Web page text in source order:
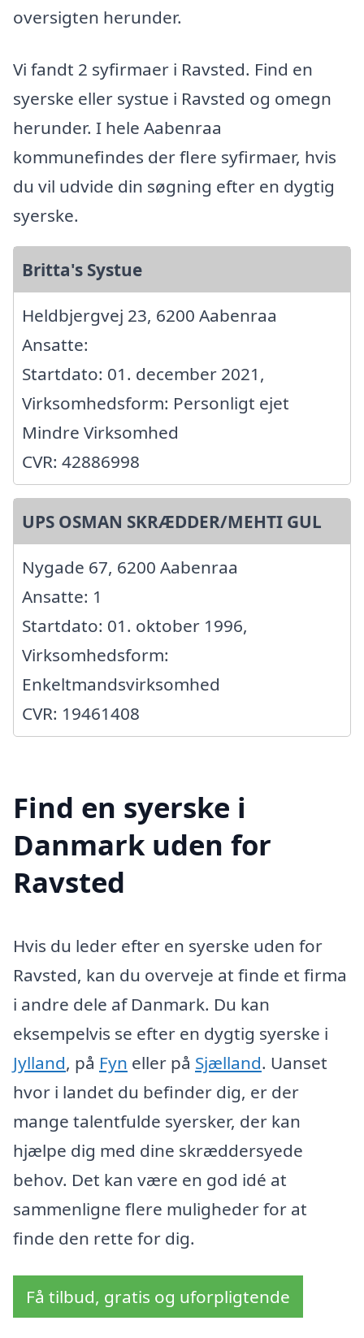
oversigten herunder.
Vi fandt 2 syfirmaer i Ravsted. Find en
syerske eller systue i Ravsted og omegn
herunder. I hele Aabenraa
kommunefindes der flere syfirmaer, hvis
du vil udvide din søgning efter en dygtig
syerske.
Britta's Systue
Heldbjergvej 23, 6200 Aabenraa
Ansatte:
Startdato: 01. december 2021,
Virksomhedsform: Personligt ejet
Mindre Virksomhed
CVR: 42886998
UPS OSMAN SKRÆDDER/MEHTI GUL
Nygade 67, 6200 Aabenraa
Ansatte: 1
Startdato: 01. oktober 1996,
Virksomhedsform:
Enkeltmandsvirksomhed
CVR: 19461408
Find en syerske i
Danmark uden for
Ravsted
Hvis du leder efter en syerske uden for
Ravsted, kan du overveje at finde et firma
i andre dele af Danmark. Du kan
eksempelvis se efter en dygtig syerske i
Jylland, på Fyn eller på Sjælland. Uanset
hvor i landet du befinder dig, er der
mange talentfulde syersker, der kan
hjælpe dig med dine skræddersyede
behov. Det kan være en god idé at
sammenligne flere muligheder for at
finde den rette for dig.
Få tilbud, gratis og uforpligtende